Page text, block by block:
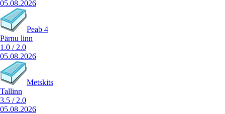
05.08.2026
Peab 4
Pärnu linn
1.0 / 2.0
05.08.2026
Metskits
Tallinn
3.5 / 2.0
05.08.2026